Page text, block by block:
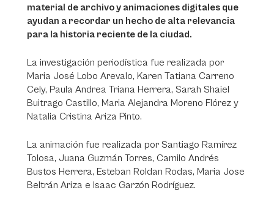
material de archivo y animaciones digitales que
ayudan a recordar un hecho de alta relevancia
para la historia reciente de la ciudad.
La investigación periodística fue realizada por
Maria José Lobo Arevalo, Karen Tatiana Carreno
Cely, Paula Andrea Triana Herrera, Sarah Shaiel
Buitrago Castillo, Maria Alejandra Moreno Flórez y
Natalia Cristina Ariza Pinto.
La animación fue realizada por Santiago Ramírez
Tolosa, Juana Guzmán Torres, Camilo Andrés
Bustos Herrera, Esteban Roldan Rodas, Maria Jose
Beltrán Ariza e Isaac Garzón Rodríguez.